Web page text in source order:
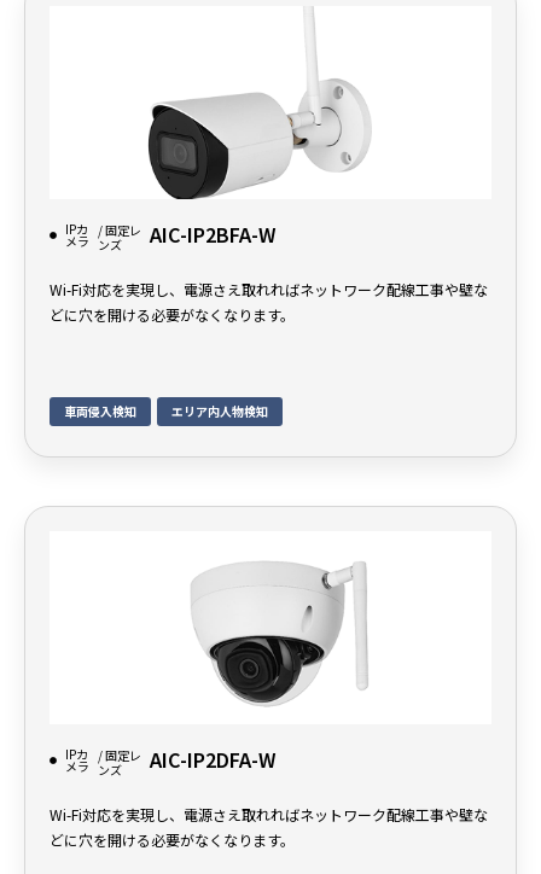
IPカ
メラ
/ 固定レ
ンズ
AIC-IP2BFA-W
Wi-Fi対応を実現し、電源さえ取れればネットワーク配線工事や壁な
どに穴を開ける必要がなくなります。
車両侵入検知 エリア内人物検知
IPカ
メラ
/ 固定レ
ンズ
AIC-IP2DFA-W
Wi-Fi対応を実現し、電源さえ取れればネットワーク配線工事や壁な
どに穴を開ける必要がなくなります。